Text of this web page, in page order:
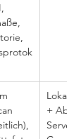
Lokales
+
Server +